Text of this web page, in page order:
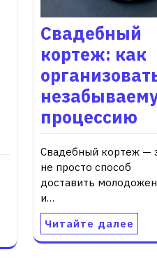
Свадебный
кортеж: как
процессию
Свадебный кортеж —
не просто способ
доставить
и…
Читайте далее